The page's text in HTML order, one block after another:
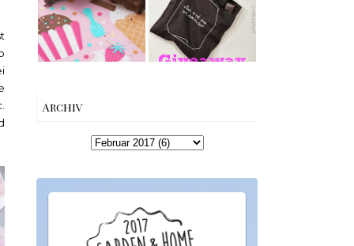
Queen and King
Snapper Dark
Chocolate &
Leather Flower
Give Away
Edition von
Esther
Perbandt
Archiv